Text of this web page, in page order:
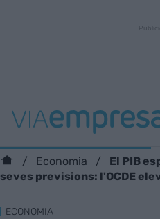
Economia
El PIB
seves previsions: l'OCDE
ECONOMIA